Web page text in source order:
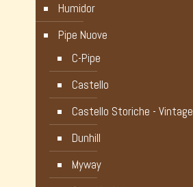
Humidor
Pipe Nuove
C-Pipe
Castello
Castello Storiche - Vintage
Dunhill
Myway